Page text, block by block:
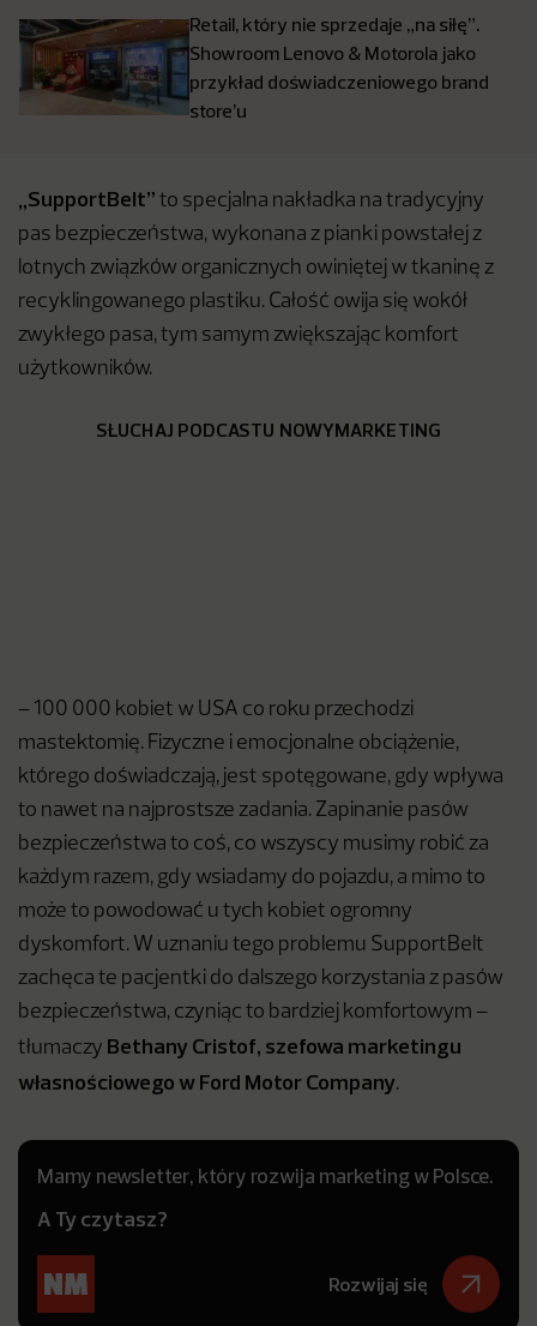
Retail, który nie sprzedaje „na siłę”.
Showroom Lenovo & Motorola jako
przykład doświadczeniowego brand
store’u
„SupportBelt” to specjalna nakładka na tradycyjny
pas bezpieczeństwa, wykonana z pianki powstałej z
lotnych związków organicznych owiniętej w tkaninę z
recyklingowanego plastiku. Całość owija się wokół
zwykłego pasa, tym samym zwiększając komfort
użytkowników.
SŁUCHAJ PODCASTU NOWYMARKETING
– 100 000 kobiet w USA co roku przechodzi
mastektomię. Fizyczne i emocjonalne obciążenie,
którego doświadczają, jest spotęgowane, gdy wpływa
to nawet na najprostsze zadania. Zapinanie pasów
bezpieczeństwa to coś, co wszyscy musimy robić za
każdym razem, gdy wsiadamy do pojazdu, a mimo to
może to powodować u tych kobiet ogromny
dyskomfort. W uznaniu tego problemu SupportBelt
zachęca te pacjentki do dalszego korzystania z pasów
bezpieczeństwa, czyniąc to bardziej komfortowym –
tłumaczy Bethany Cristof, szefowa marketingu
własnościowego w Ford Motor Company.
Mamy newsletter, który rozwija marketing w Polsce.
A Ty czytasz?
Rozwijaj się